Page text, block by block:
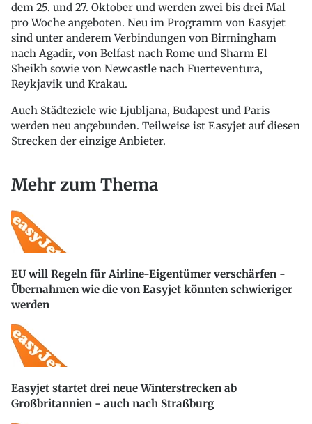
dem 25. und 27. Oktober und werden zwei bis drei Mal
pro Woche angeboten. Neu im Programm von Easyjet
sind unter anderem Verbindungen von Birmingham
nach Agadir, von Belfast nach Rome und Sharm El
Sheikh sowie von Newcastle nach Fuerteventura,
Reykjavik und Krakau.
Auch Städteziele wie Ljubljana, Budapest und Paris
werden neu angebunden. Teilweise ist Easyjet auf diesen
Strecken der einzige Anbieter.
Mehr zum Thema
EU will Regeln für Airline-Eigentümer verschärfen -
Übernahmen wie die von Easyjet könnten schwieriger
werden
Easyjet startet drei neue Winterstrecken ab
Großbritannien - auch nach Straßburg